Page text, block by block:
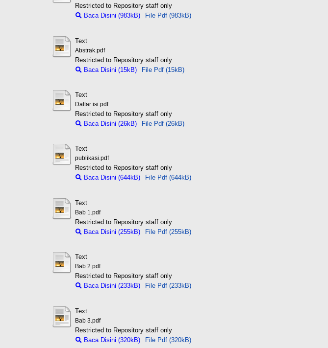
Restricted to Repository staff only
Baca Disini (983kB)
File Pdf (983kB)
Text
Abstrak.pdf
Restricted to Repository staff only
Baca Disini (15kB)
File Pdf (15kB)
Text
Daftar isi.pdf
Restricted to Repository staff only
Baca Disini (26kB)
File Pdf (26kB)
Text
publikasi.pdf
Restricted to Repository staff only
Baca Disini (644kB)
File Pdf (644kB)
Text
Bab 1.pdf
Restricted to Repository staff only
Baca Disini (255kB)
File Pdf (255kB)
Text
Bab 2.pdf
Restricted to Repository staff only
Baca Disini (233kB)
File Pdf (233kB)
Text
Bab 3.pdf
Restricted to Repository staff only
Baca Disini (320kB)
File Pdf (320kB)